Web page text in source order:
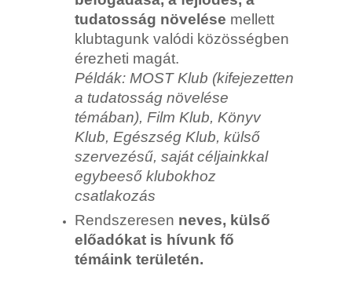
tudatosság növelése mellett
klubtagunk valódi közösségben
érezheti magát.
Példák: MOST Klub (kifejezetten
a tudatosság növelése
témában), Film Klub, Könyv
Klub, Egészség Klub, külső
szervezésű, saját céljainkkal
egybeeső klubokhoz
csatlakozás
Rendszeresen neves, külső
előadókat is hívunk fő
témáink területén.